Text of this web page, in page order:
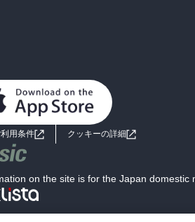
用条件 クッキーの詳細
on the site is for the Japan domestic